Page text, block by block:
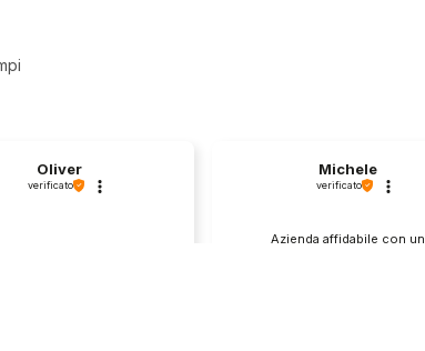
Oliver
verificato
Michele
verificato
Azienda affidabile con un